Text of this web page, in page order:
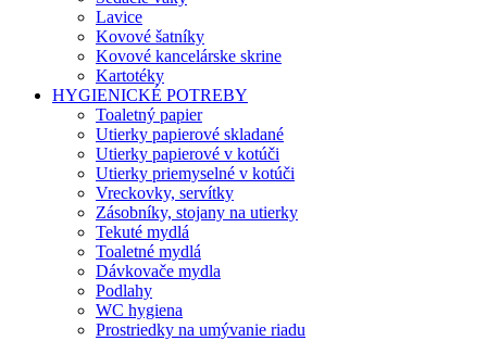
Lavice
Kovové šatníky
Kovové kancelárske skrine
Kartotéky
HYGIENICKÉ POTREBY
Toaletný papier
Utierky papierové skladané
Utierky papierové v kotúči
Utierky priemyselné v kotúči
Vreckovky, servítky
Zásobníky, stojany na utierky
Tekuté mydlá
Toaletné mydlá
Dávkovače mydla
Podlahy
WC hygiena
Prostriedky na umývanie riadu